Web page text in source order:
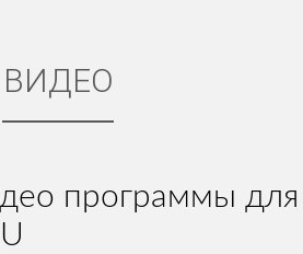
ВИДЕО
программы для